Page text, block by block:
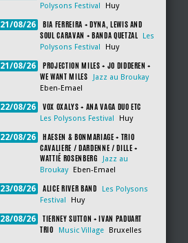
Polysons Festival
Huy
21/08/26
BIA FERREIRA + DYNA, LEWIS AND
SOUL CARAVAN + BANDA QUETZAL
Les
Polysons Festival
Huy
21/08/26
PROJECTION MILES + JO DIDDEREN +
WE WANT MILES
Jazz au Broukay
Eben-Emael
22/08/26 VOX OXALYS + ANA VAGA DUO ETC
Les Polysons Festival Huy
22/08/26
HAESEN & BONMARIAGE + TRIO
CAVALIERE / DARDENNE / DILLE +
WATTIÉ ROSENBERG
Jazz au
Broukay
Eben-Emael
23/08/26 ALICE RIVER BAND
Les Polysons
Festival
Huy
28/08/26
TIERNEY SUTTON + IVAN PADUART
TRIO
Music Village Bruxelles